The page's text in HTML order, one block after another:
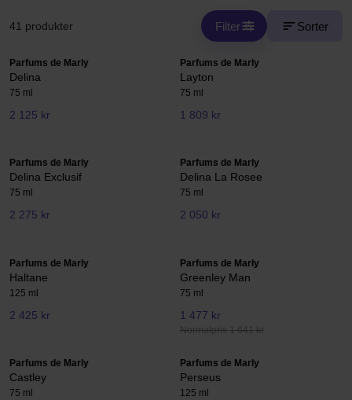
41 produkter Filter Sorter
Parfums de Marly
Delina
75 ml
2 125 kr
Parfums de Marly
Layton
75 ml
1 809 kr
Parfums de Marly
Delina Exclusif
75 ml
2 275 kr
Parfums de Marly
Delina La Rosee
75 ml
2 050 kr
Parfums de Marly
Haltane
125 ml
2 425 kr
Parfums de Marly
Greenley Man
75 ml
1 477 kr
Normalpris 1 641 kr
Parfums de Marly
Castley
75 ml
Parfums de Marly
Perseus
125 ml